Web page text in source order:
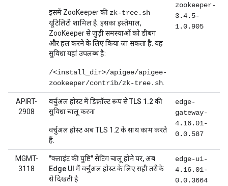
इसमें ZooKeeper की zk-tree.sh
यूटिलिटी शामिल है. इसका इस्तेमाल,
ZooKeeper से जुड़ी समस्याओं को डीबग
और हल करने के लिए किया जा सकता है. यह
सुविधा यहां उपलब्ध है:
/<install_dir>/apigee/apigee-
zookeeper/contrib/zk-tree.sh
zookeeper-
3.4.5-
1.0.905
APIRT-
2908
वर्चुअल होस्ट में डिफ़ॉल्ट रूप से TLS 1.2 की
सुविधा चालू करना
वर्चुअल होस्ट अब TLS 1.2 के साथ काम करते
हैं.
edge-
gateway-
4.16.01-
0.0.587
MGMT-
3118
"क्लाइंट की पुष्टि" सेटिंग चालू होने पर, अब
Edge UI में वर्चुअल होस्ट के लिए सही तरीके
से दिखती है
edge-ui-
4.16.01-
0.0.3664